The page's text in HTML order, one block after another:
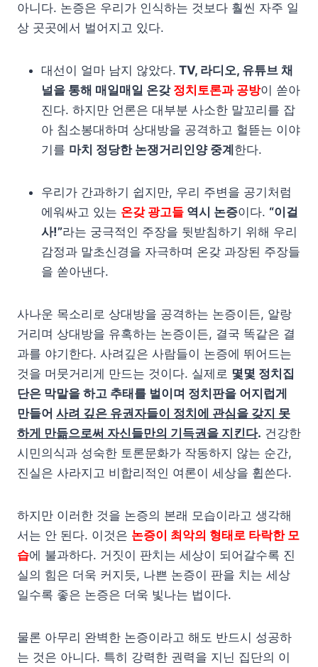
아니다. 논증은 우리가 인식하는 것보다 훨씬 자주 일
상 곳곳에서 벌어지고 있다.
대선이 얼마 남지 않았다. TV, 라디오, 유튜브 채
널을 통해 매일매일 온갖 정치토론과 공방이 쏟아
진다. 하지만 언론은 대부분 사소한 말꼬리를 잡
아 침소봉대하며 상대방을 공격하고 헐뜯는 이야
기를 마치 정당한 논쟁거리인양 중계 한다.
우리가 간과하기 쉽지만, 우리 주변을 공기처럼
에워싸고 있는 온갖 광고들 역시 논증이다. “이걸
사!”라는 궁극적인 주장을 뒷받침하기 위해 우리
감정과 말초신경을 자극하며 온갖 과장된 주장들
을 쏟아낸다.
사나운 목소리로 상대방을 공격하는 논증이든, 알랑
거리며 상대방을 유혹하는 논증이든, 결국 똑같은 결
과를 야기한다. 사려깊은 사람들이 논증에 뛰어드는
것을 머뭇거리게 만드는 것이다. 실제로 몇몇 정치집
단은 막말을 하고 추태를 벌이며 정치판을 어지럽게
만들어 사려 깊은 유권자들이 정치에 관심을 갖지 못
하게 만듦으로써 자신들만의 기득권을 지킨다. 건강한
시민의식과 성숙한 토론문화가 작동하지 않는 순간,
진실은 사라지고 비합리적인 여론이 세상을 휩쓴다.
하지만 이러한 것을 논증의 본래 모습이라고 생각해
서는 안 된다. 이것은 논증이 최악의 형태로 타락한 모
습에 불과하다. 거짓이 판치는 세상이 되어갈수록 진
실의 힘은 더욱 커지듯, 나쁜 논증이 판을 치는 세상
일수록 좋은 논증은 더욱 빛나는 법이다.
물론 아무리 완벽한 논증이라고 해도 반드시 성공하
는 것은 아니다. 특히 강력한 권력을 지닌 집단의 이